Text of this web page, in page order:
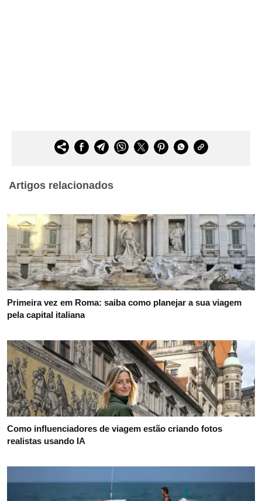
Artigos relacionados
Primeira vez em Roma: saiba como planejar a sua viagem
pela capital italiana
Como influenciadores de viagem estão criando fotos
realistas usando IA